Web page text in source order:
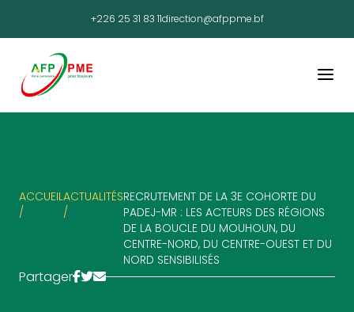
+226 25 31 83 11direction@afppme.bf
ACCUEIL
/
ACTUALITÉS
/
RECRUTEMENT DE LA 3E COHORTE DU
PADEJ-MR : LES ACTEURS DES RÉGIONS
DE LA BOUCLE DU MOUHOUN, DU
CENTRE-NORD, DU CENTRE-OUEST ET DU
NORD SENSIBILISÉS
Partager